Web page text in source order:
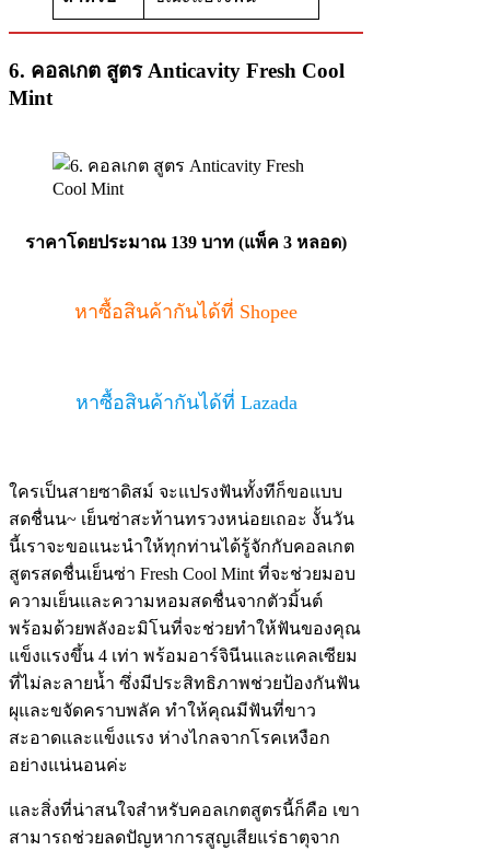
6. คอลเกต สูตร Anticavity Fresh Cool
Mint
ราคาโดยประมาณ 139 บาท (แพ็ค 3 หลอด)
หาซื้อสินค้ากันได้ที่ Shopee
หาซื้อสินค้ากันได้ที่ Lazada
ใครเป็นสายซาดิสม์ จะแปรงฟันทั้งทีก็ขอแบบ
สดชื่นน~ เย็นซ่าสะท้านทรวงหน่อยเถอะ งั้นวัน
นี้เราจะขอแนะนำให้ทุกท่านได้รู้จักกับคอลเกต
สูตรสดชื่นเย็นซ่า Fresh Cool Mint ที่จะช่วยมอบ
ความเย็นและความหอมสดชื่นจากตัวมิ้นต์
พร้อมด้วยพลังอะมิโนที่จะช่วยทำให้ฟันของคุณ
แข็งแรงขึ้น 4 เท่า พร้อมอาร์จินีนและแคลเซียม
ที่ไม่ละลายน้ำ ซึ่งมีประสิทธิภาพช่วยป้องกันฟัน
ผุและขจัดคราบพลัค ทำให้คุณมีฟันที่ขาว
สะอาดและแข็งแรง ห่างไกลจากโรคเหงือก
อย่างแน่นอนค่ะ
และสิ่งที่น่าสนใจสำหรับคอลเกตสูตรนี้ก็คือ เขา
สามารถช่วยลดปัญหาการสูญเสียแร่ธาตุจาก